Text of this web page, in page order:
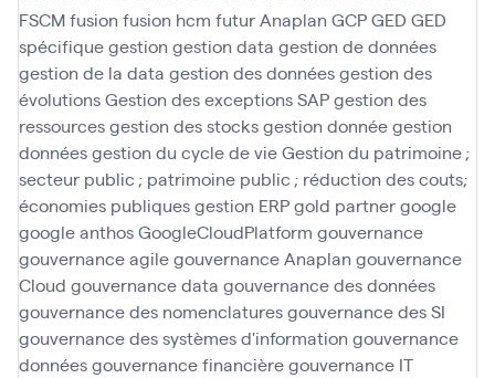
FSCMfusion fusion hcm futur Anaplan GCPGED GED
spécifiquegestion gestion data gestion de données
gestion de la data gestion des donnéesgestion des
évolutionsGestion des exceptions SAPgestion des
ressourcesgestion des stocksgestion donnéegestion
donnéesgestion du cycle de vieGestion du patrimoine ;
secteur public ; patrimoine public ; réduction des couts;
économies publiquesgestion ERPgold partnergoogle
google anthosGoogleCloudPlatform gouvernance
gouvernance agilegouvernance Anaplan gouvernance
Cloud gouvernance data gouvernance des données
gouvernance des nomenclaturesgouvernance des SI
gouvernance des systèmes d'information gouvernance
donnéesgouvernance financièregouvernance IT